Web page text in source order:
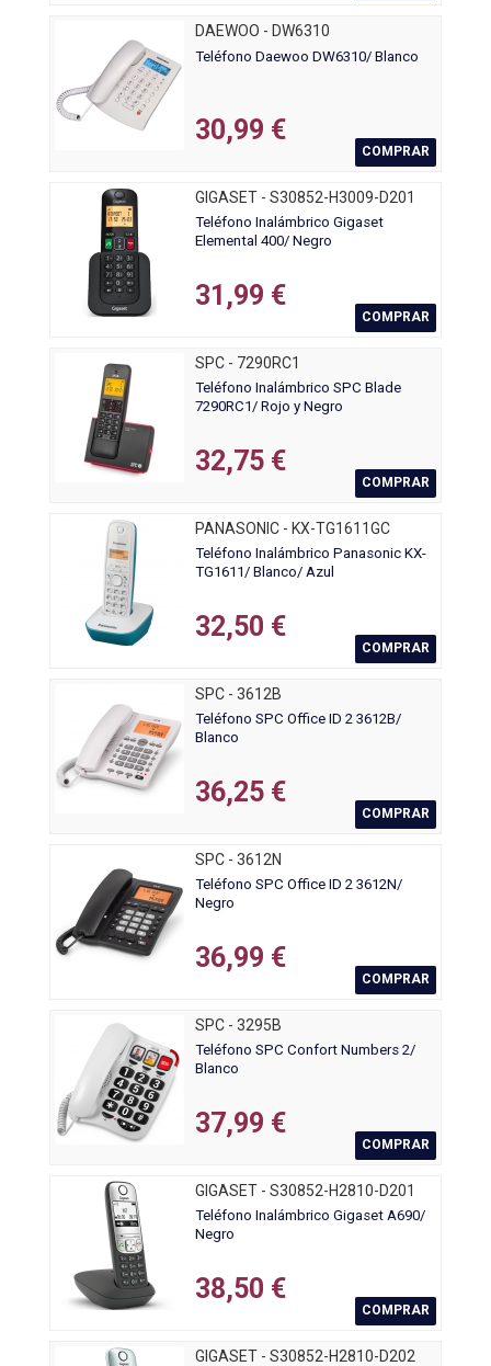
DAEWOO - DW6310
Teléfono Daewoo DW6310/ Blanco
30,99 €
COMPRAR
GIGASET - S30852-H3009-D201
Teléfono Inalámbrico Gigaset
Elemental 400/ Negro
31,99 €
COMPRAR
SPC - 7290RC1
Teléfono Inalámbrico SPC Blade
7290RC1/ Rojo y Negro
32,75 €
COMPRAR
PANASONIC - KX-TG1611GC
Teléfono Inalámbrico Panasonic KX-
TG1611/ Blanco/ Azul
32,50 €
COMPRAR
SPC - 3612B
Teléfono SPC Office ID 2 3612B/
Blanco
36,25 €
COMPRAR
SPC - 3612N
Teléfono SPC Office ID 2 3612N/
Negro
36,99 €
COMPRAR
SPC - 3295B
Teléfono SPC Confort Numbers 2/
Blanco
37,99 €
COMPRAR
GIGASET - S30852-H2810-D201
Teléfono Inalámbrico Gigaset A690/
Negro
38,50 €
COMPRAR
GIGASET - S30852-H2810-D202